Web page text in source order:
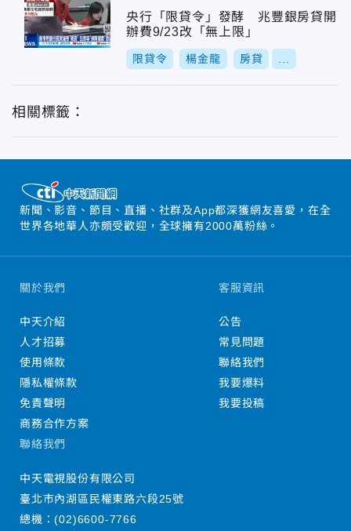
央行「限貸令」發酵 兆豐銀房貸開
辦費9/23改「無上限」
限貸令 楊金龍 房貸
相關標籤：
新聞、影音、節目、直播、社群及App都深獲網友喜愛，在全
世界各地華人亦頗受歡迎，全球擁有2000萬粉絲。
關於我們
中天介紹
人才招募
使用條款
隱私權條款
免責聲明
商務合作方案
客服資訊
公告
常見問題
聯絡我們
我要爆料
我要投稿
聯絡我們
中天電視股份有限公司
臺北市內湖區民權東路六段25號
總機：(02)6600-7766